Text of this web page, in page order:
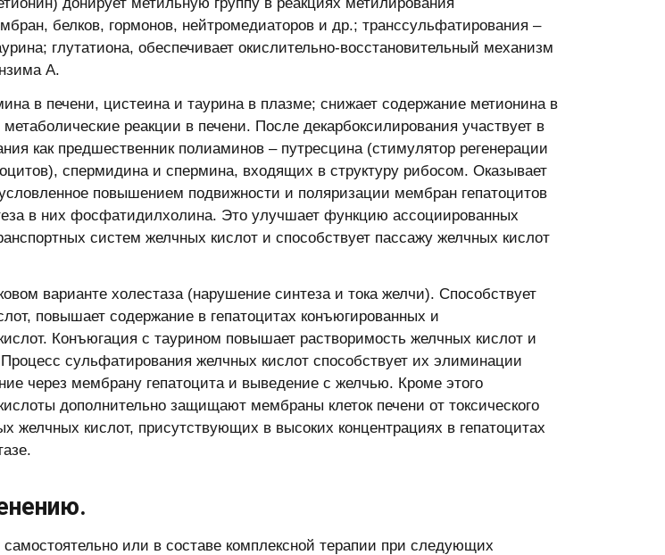
белков, гормонов, нейтромедиаторов и др.; транссульфатирования –
глутатиона, обеспечивает окислительно-восстановительный механизм
А.
в печени, цистеина и таурина в плазме; снижает содержание метионина в
реакции в печени. После декарбоксилирования участвует в
как предшественник полиаминов – путресцина (стимулятор регенерации
спермидина и спермина, входящих в структуру рибосом. Оказывает
повышением подвижности и поляризации мембран гепатоцитов
в них фосфатидилхолина. Это улучшает функцию ассоциированных
систем желчных кислот и способствует пассажу желчных кислот
варианте холестаза (нарушение синтеза и тока желчи). Способствует
повышает содержание в гепатоцитах конъюгированных и
Конъюгация с таурином повышает растворимость желчных кислот и
сульфатирования желчных кислот способствует их элиминации
через мембрану гепатоцита и выведение с желчью. Кроме этого
дополнительно защищают мембраны клеток печени от токсического
желчных кислот, присутствующих в высоких концентрациях в гепатоцитах
или в составе комплексной терапии при следующих